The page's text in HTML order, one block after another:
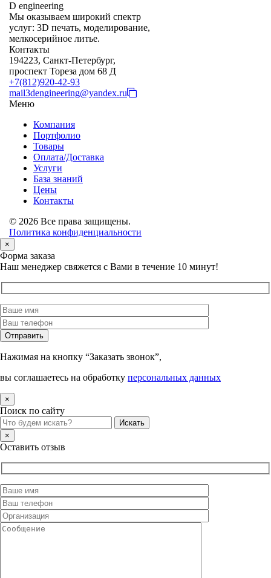
D engineering
Мы оказываем широкий спектр
услуг: 3D печать, моделирование,
мелкосерийное литье.
Контакты
194223, Санкт-Петербург,
проспект Тореза дом 68 Д
+7(812)920-42-93
mail3dengineering@yandex.ru
Меню
Компания
Портфолио
Товары
Оплата/Доставка
Услуги
База знаний
Цены
Контакты
© 2026 Все права защищены.
Политика конфиденциальности
×
Форма заказа
Наш менеджер свяжется с Вами в течение 10 минут!
Нажимая на кнопку “Заказать звонок”,
вы соглашаетесь на обработку персональных данных
×
Поиск по сайту
×
Оставить отзыв